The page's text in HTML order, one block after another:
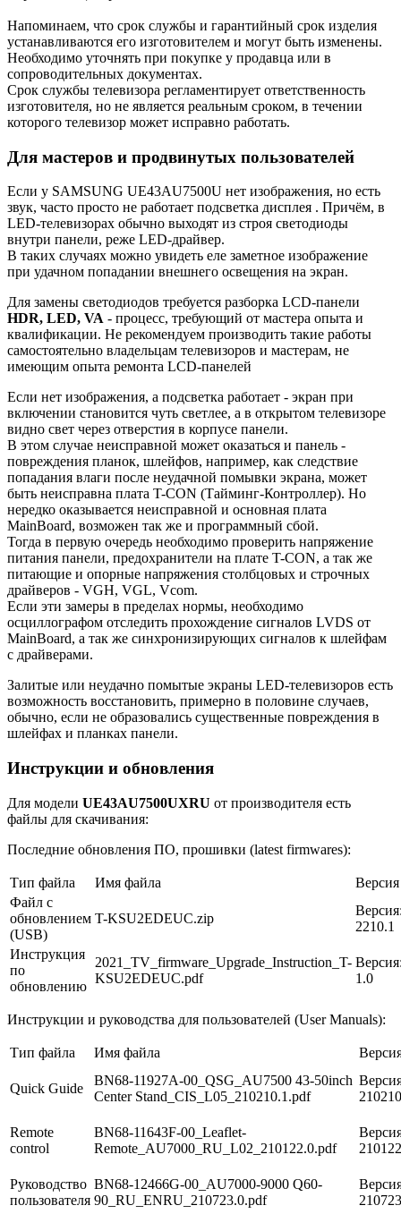
Напоминаем, что срок службы и гарантийный срок изделия
устанавливаются его изготовителем и могут быть изменены.
Необходимо уточнять при покупке у продавца или в
сопроводительных документах.
Срок службы телевизора регламентирует ответственность
изготовителя, но не является реальным сроком, в течении
которого телевизор может исправно работать.
Для мастеров и продвинутых пользователей
Если у SAMSUNG UE43AU7500U нет изображения, но есть
звук, часто просто не работает подсветка дисплея . Причём, в
LED-телевизорах обычно выходят из строя светодиоды
внутри панели, реже LED-драйвер.
В таких случаях можно увидеть еле заметное изображение
при удачном попадании внешнего освещения на экран.
Для замены светодиодов требуется разборка LCD-панели
HDR, LED, VA - процесс, требующий от мастера опыта и
квалификации. Не рекомендуем производить такие работы
самостоятельно владельцам телевизоров и мастерам, не
имеющим опыта ремонта LCD-панелей
Если нет изображения, а подсветка работает - экран при
включении становится чуть светлее, а в открытом телевизоре
видно свет через отверстия в корпусе панели.
В этом случае неисправной может оказаться и панель -
повреждения планок, шлейфов, например, как следствие
попадания влаги после неудачной помывки экрана, может
быть неисправна плата T-CON (Тайминг-Контроллер). Но
нередко оказывается неисправной и основная плата
MainBoard, возможен так же и программный сбой.
Тогда в первую очередь необходимо проверить напряжение
питания панели, предохранители на плате T-CON, а так же
питающие и опорные напряжения столбцовых и строчных
драйверов - VGH, VGL, Vcom.
Если эти замеры в пределах нормы, необходимо
осциллографом отследить прохождение сигналов LVDS от
MainBoard, а так же синхронизирующих сигналов к шлейфам
с драйверами.
Залитые или неудачно помытые экраны LED-телевизоров есть
возможность восстановить, примерно в половине случаев,
обычно, если не образовались существенные повреждения в
шлейфах и планках панели.
Инструкции и обновления
Для модели UE43AU7500UXRU от производителя есть
файлы для скачивания:
Последние обновления ПО, прошивки (latest firmwares):
Тип файла Имя файла
Версия
Файл с
обновлением
(USB)
T-KSU2EDEUC.zip
2210.1
Инструкция
по
обновлению
2021_TV_firmware_Upgrade_Instruction_T-
KSU2EDEUC.pdf
1.0
Инструкции и руководства для пользователей (User Manuals):
Тип файла Имя файла
Quick Guide
BN68-11927A-00_QSG_AU7500 43-50inch
Center Stand_CIS_L05_210210.1.pdf
Remote
control
BN68-11643F-00_Leaflet-
Remote_AU7000_RU_L02_210122.0.pdf
Руководство
пользователя
BN68-12466G-00_AU7000-9000 Q60-
90_RU_ENRU_210723.0.pdf